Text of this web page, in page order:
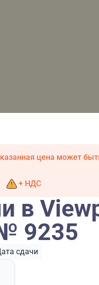
цена может
+ НДС
в
9235
сдачи